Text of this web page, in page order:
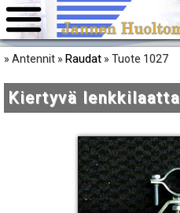
» Antennit »Raudat » Tuote 1027
Kiertyvä lenkkilaatta